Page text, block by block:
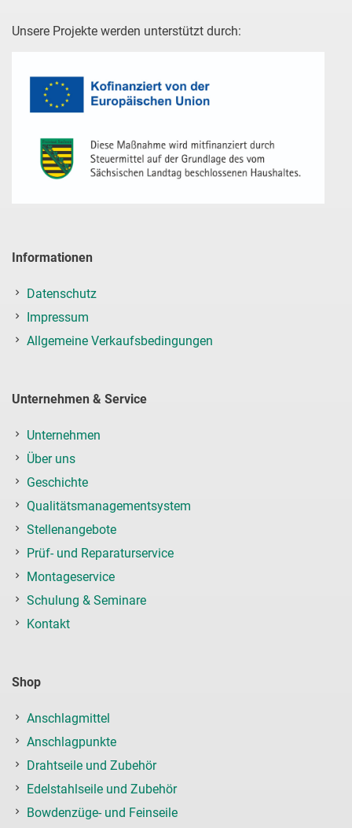
Unsere Projekte werden unterstützt durch:
Informationen
Datenschutz
Impressum
Allgemeine Verkaufsbedingungen
Unternehmen & Service
Unternehmen
Über uns
Geschichte
Qualitätsmanagementsystem
Stellenangebote
Prüf- und Reparaturservice
Montageservice
Schulung & Seminare
Kontakt
Shop
Anschlagmittel
Anschlagpunkte
Drahtseile und Zubehör
Edelstahlseile und Zubehör
Bowdenzüge- und Feinseile